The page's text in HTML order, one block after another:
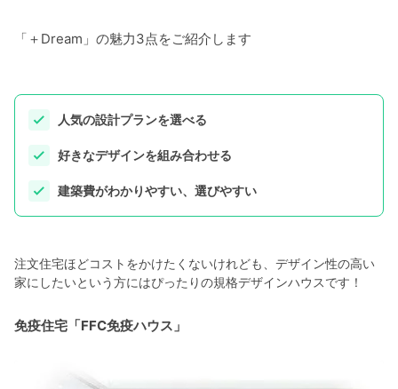
「＋Dream」の魅力3点をご紹介します
人気の設計プランを選べる
好きなデザインを組み合わせる
建築費がわかりやすい、選びやすい
注文住宅ほどコストをかけたくないけれども、デザイン性の高い
家にしたいという方にはぴったりの規格デザインハウスです！
免疫住宅「FFC免疫ハウス」